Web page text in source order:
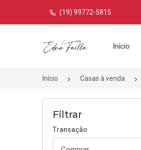
(19) 99772-5815
Página inicial
Início
Início Casas à venda
Filtrar
Transação